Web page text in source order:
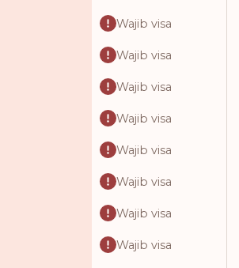
Wajib visa
Wajib visa
Wajib visa
Wajib visa
Wajib visa
Wajib visa
Wajib visa
Wajib visa